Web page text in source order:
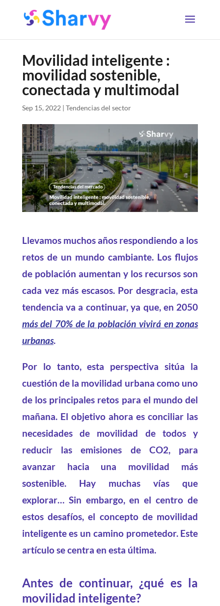
Movilidad inteligente :
movilidad sostenible,
conectada y multimodal
Sep 15, 2022 | Tendencias del sector
Llevamos muchos años respondiendo a los
retos de un mundo cambiante. Los flujos
de población aumentan y los recursos son
cada vez más escasos. Por desgracia, esta
tendencia va a continuar, ya que, en 2050
más del 70% de la población vivirá en zonas
urbanas.
Por lo tanto, esta perspectiva sitúa la
cuestión de la movilidad urbana como uno
de los principales retos para el mundo del
mañana. El objetivo ahora es conciliar las
necesidades de movilidad de todos y
reducir las emisiones de CO2, para
avanzar hacia una movilidad más
sostenible. Hay muchas vías que
explorar… Sin embargo, en el centro de
estos desafíos, el concepto de movilidad
inteligente es un camino prometedor. Este
artículo se centra en esta última.
Antes de continuar, ¿qué es la
movilidad inteligente?